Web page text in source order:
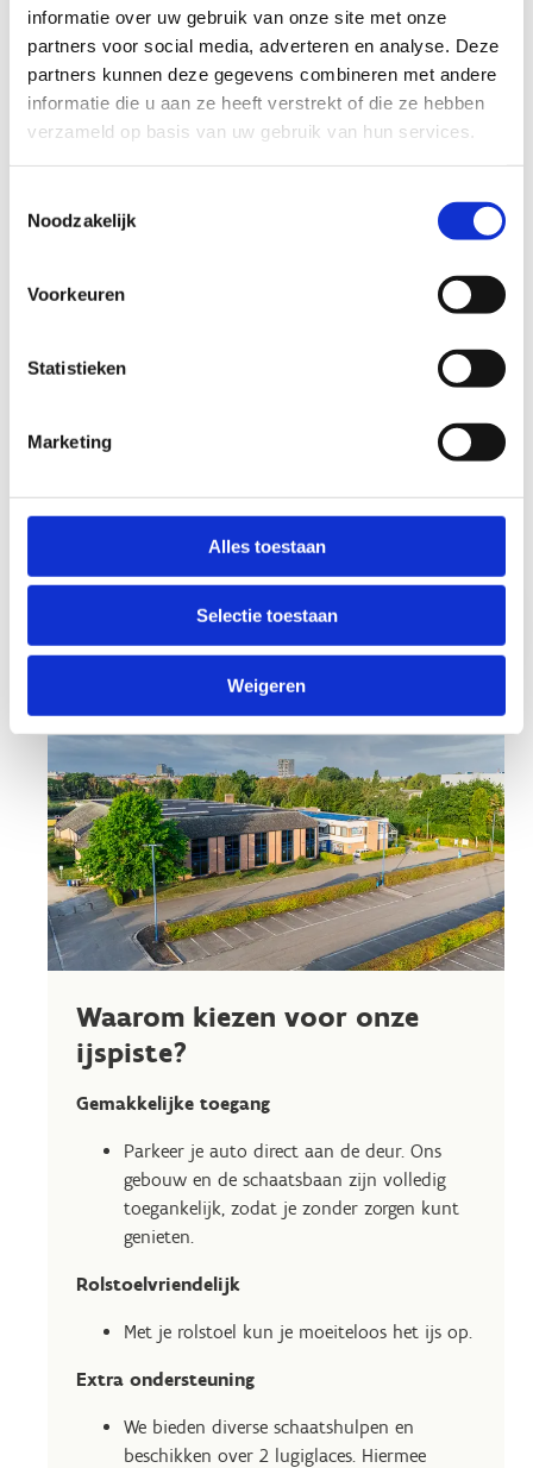
informatie over uw gebruik van onze site met onze
partners voor social media, adverteren en analyse. Deze
partners kunnen deze gegevens combineren met andere
informatie die u aan ze heeft verstrekt of die ze hebben
verzameld op basis van uw gebruik van hun services.
Noodzakelijk
Voorkeuren
Statistieken
Marketing
Alles toestaan
Selectie toestaan
Weigeren
Stuur een mailtje met een foto van je
European Disability Card naar:
hasselt@sport.vlaanderen.
Wanneer je aan de kassa komt, heb je
automatisch recht op het voordeeltarief.
Registreer je enkele dagen op voorhand
Stuur vervolgens een mailtje met een foto
Zodra wij jouw korting hebben
Koop je tickets
Contacteer ons
Waarom kiezen voor onze
ijspiste?
Gemakkelijke toegang
Parkeer je auto direct aan de deur. Ons
gebouw en de schaatsbaan zijn volledig
toegankelijk, zodat je zonder zorgen kunt
genieten.
Rolstoelvriendelijk
Met je rolstoel kun je moeiteloos het ijs op.
Extra ondersteuning
We bieden diverse schaatshulpen en
beschikken over 2 lugiglaces. Hiermee